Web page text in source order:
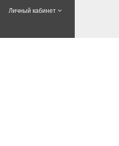
Личный кабинет